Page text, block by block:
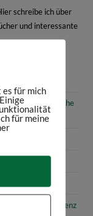
schreibe ich über
und interessante
(kunst)historische
in Meersburg
museum in Bregenz
es für mich
für meine